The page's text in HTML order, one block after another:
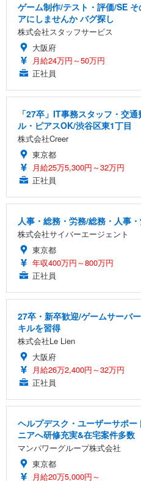
ゲーム制作/テスト・評価/SE
アにしませんか バグ探し
株式会社スタッフサービス
大阪府
月給24万円～50万円
正社員
「27卒」IT事務スタッフ・交
ル・ピアスOK/渋谷区東1丁目
株式会社Creer
東京都
月給25万5,300円～32万円
正社員
人事・総務・労務/総務・人事
株式会社サイバーエージェント
東京都
年収400万円～800万円
正社員
27卒・新卒歓迎/ゲームサーバ
キルを習得
株式会社Le Lien
大阪府
月給26万2,400円～32万円
正社員
ヘルプデスク・ユーザーサポ
ニアへ研修充実&在宅案件多数
マンパワーグループ株式会社
東京都
月給20万5,000円～